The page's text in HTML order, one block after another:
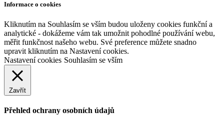
Informace o cookies
Kliknutím na Souhlasím se vším budou uloženy cookies funkční a
analytické - dokážeme vám tak umožnit pohodlné používání webu,
měřit funkčnost našeho webu. Své preference můžete snadno
upravit kliknutím na Nastavení cookies.
Nastavení cookies Souhlasím se vším
Zavřít
Přehled ochrany osobních údajů